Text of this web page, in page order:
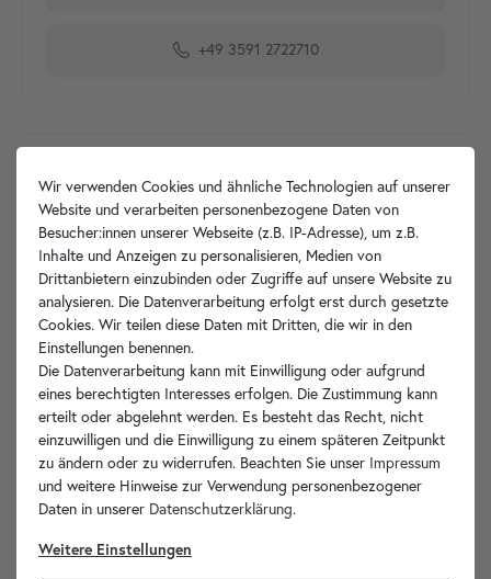
+49 3591 2722710
Artikelbeschreibung
Hersteller-Info
Ihre Vorteile
wohnfreuden.de -
Wir verwenden Cookies und ähnliche Technologien auf unserer
Website und verarbeiten personenbezogene Daten von
Besucher:innen unserer Webseite (z.B. IP-Adresse), um z.B.
Inhalte und Anzeigen zu personalisieren, Medien von
Drittanbietern einzubinden oder Zugriffe auf unsere Website zu
analysieren. Die Datenverarbeitung erfolgt erst durch gesetzte
Cookies. Wir teilen diese Daten mit Dritten, die wir in den
Einstellungen benennen.
Die Datenverarbeitung kann mit Einwilligung oder aufgrund
eines berechtigten Interesses erfolgen. Die Zustimmung kann
erteilt oder abgelehnt werden. Es besteht das Recht, nicht
einzuwilligen und die Einwilligung zu einem späteren Zeitpunkt
zu ändern oder zu widerrufen. Beachten Sie unser Impressum
und weitere Hinweise zur Verwendung personenbezogener
Daten in unserer Daten­schutz­erklärung.
Weitere Einstellungen